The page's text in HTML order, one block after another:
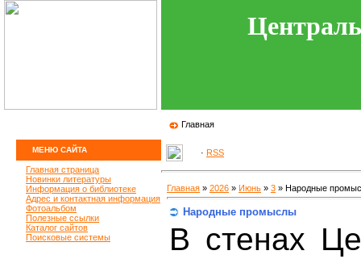
Главная
МЕНЮ САЙТА
Главная страница
Новинки литературы
Информация о библиотеке
Адрес и контактная информация
Фотоальбом
Полезные ссылки
Каталог сайтов
Поисковые системы
· RSS
Главная » 2026 » Июнь » 3 » Народные
Народные промыслы
В стенах